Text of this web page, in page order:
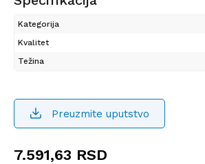
Kategorija
Kvalitet
Težina
Preuzmite uputstvo
7.591,63 RSD